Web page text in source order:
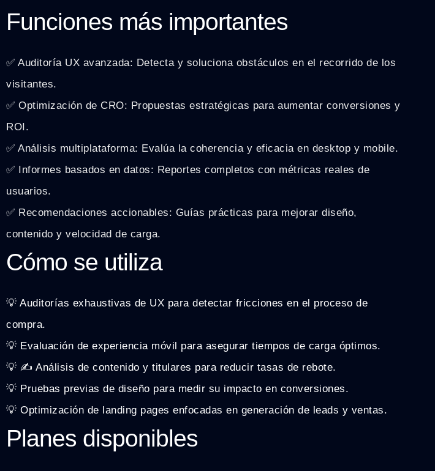
Funciones más importantes
✅ Auditoría UX avanzada: Detecta y soluciona obstáculos en el recorrido de los
visitantes.
✅ Optimización de CRO: Propuestas estratégicas para aumentar conversiones y
ROI.
✅ Análisis multiplataforma: Evalúa la coherencia y eficacia en desktop y mobile.
✅ Informes basados en datos: Reportes completos con métricas reales de
usuarios.
✅ Recomendaciones accionables: Guías prácticas para mejorar diseño,
contenido y velocidad de carga.
Cómo se utiliza
💡 Auditorías exhaustivas de UX para detectar fricciones en el proceso de
compra.
💡 Evaluación de experiencia móvil para asegurar tiempos de carga óptimos.
💡 ✍️ Análisis de contenido y titulares para reducir tasas de rebote.
💡 Pruebas previas de diseño para medir su impacto en conversiones.
💡 Optimización de landing pages enfocadas en generación de leads y ventas.
Planes disponibles